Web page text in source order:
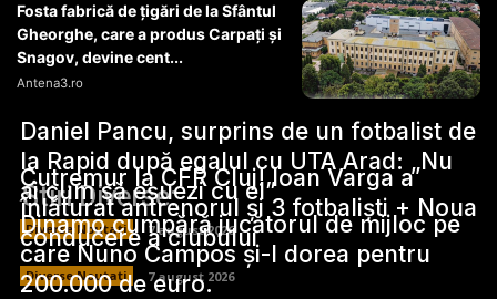
Fosta fabrică de țigări de la Sfântul
Gheorghe, care a produs Carpați și
Snagov, devine cent...
Antena3.ro
Stiri Diverse:
Daniel Pancu, surprins de un fotbalist de
la Rapid după egalul cu UTA Arad: „Nu
ai cum să eșuezi cu el”
Diverse Noutati 7 august 2026
Cutremur la CFR Cluj! Ioan Varga a
înlăturat antrenorul și 3 fotbaliști + Noua
conducere a clubului
Diverse Noutati 7 august 2026
Dinamo cumpără jucătorul de mijloc pe
care Nuno Campos și-l dorea pentru
200.000 de euro.